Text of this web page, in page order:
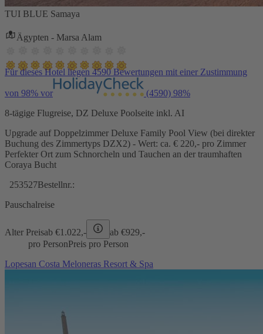
TUI BLUE Samaya
Ägypten - Marsa Alam
Für dieses Hotel liegen 4590 Bewertungen mit einer Zustimmung
von 98% vor (4590) 98%
8-tägige Flugreise, DZ Deluxe Poolseite inkl. AI
Upgrade auf Doppelzimmer Deluxe Family Pool View (bei direkter
Buchung des Zimmertyps DZX2) - Wert: ca. € 220,- pro Zimmer
Perfekter Ort zum Schnorcheln und Tauchen an der traumhaften
Coraya Bucht
253527Bestellnr.:
Pauschalreise
Alter Preisab €1.022,- ab €929,-
pro PersonPreis pro Person
Lopesan Costa Meloneras Resort & Spa